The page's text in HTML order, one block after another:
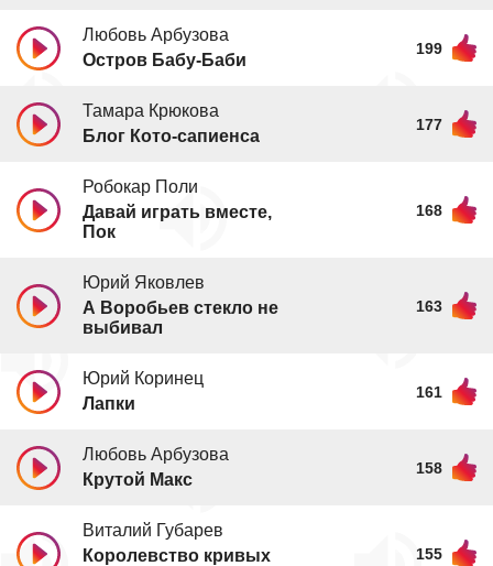
Любовь Арбузова
Остров Бабу-Баби
199
Тамара Крюкова
Блог Кото-сапиенса
177
Робокар Поли
Давай играть вместе,
Пок
168
Юрий Яковлев
А Воробьев стекло не
выбивал
163
Юрий Коринец
Лапки
161
Любовь Арбузова
Крутой Макс
158
Виталий Губарев
Королевство кривых
155